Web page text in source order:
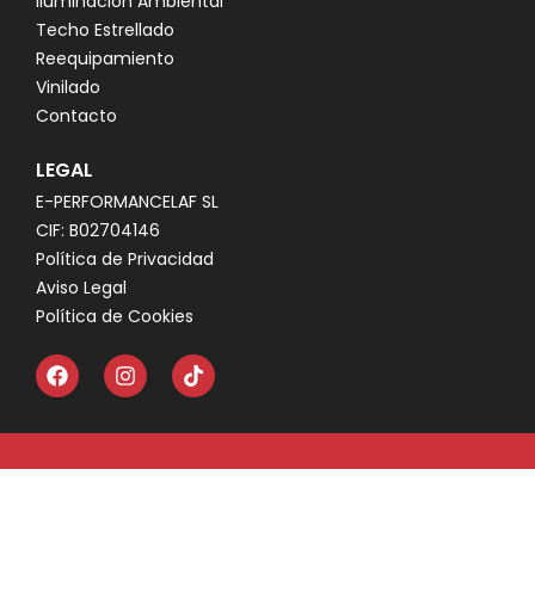
Techo Estrellado
Reequipamiento
Vinilado
Contacto
LEGAL
E-PERFORMANCELAF SL
CIF: B02704146
Política de Privacidad
Aviso Legal
Política de Cookies